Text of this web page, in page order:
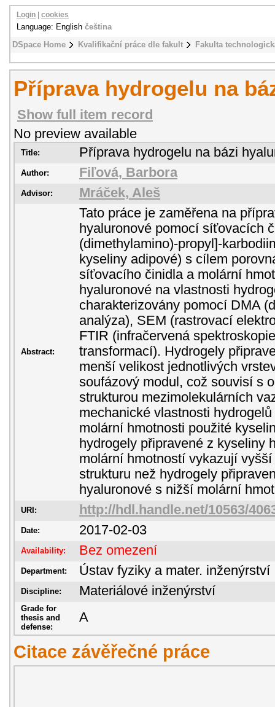
DSpace Home Kvalifikační práce dle fakult Fakulta
Login cookies
Language: English čeština
Příprava hydrogelu na
Show full item record
No preview available
Title: Příprava hydrogelu na bázi
Author: Fiľová, Barbora
Advisor: Mráček, Aleš
Abstract:
Tato práce je zaměřena na
hyaluronové pomocí síťovacích
(dimethylamino)-propyl]-
kyseliny adipové) s cílem
síťovacího činidla a molární
hyaluronové na vlastnosti
charakterizovány pomocí DMA
analýza), SEM (rastrovací
FTIR (infračervená
transformací). Hydrogely
menší velikost jednotlivých
soufázový modul, což souvisí s
strukturou mezimolekulárních
mechanické vlastnosti
molární hmotnosti použité
hydrogely připravené z kyseliny
molární hmotností vykazují
strukturu než hydrogely
hyaluronové s nižší molární
URI: http://hdl.handle.net/10563/
Date: 2017-02-03
Availability: Bez omezení
Department: Ústav fyziky a mater. inženýrství
Discipline: Materiálové inženýrství
Grade for
thesis and
defense:
A
Citace závěřečné práce